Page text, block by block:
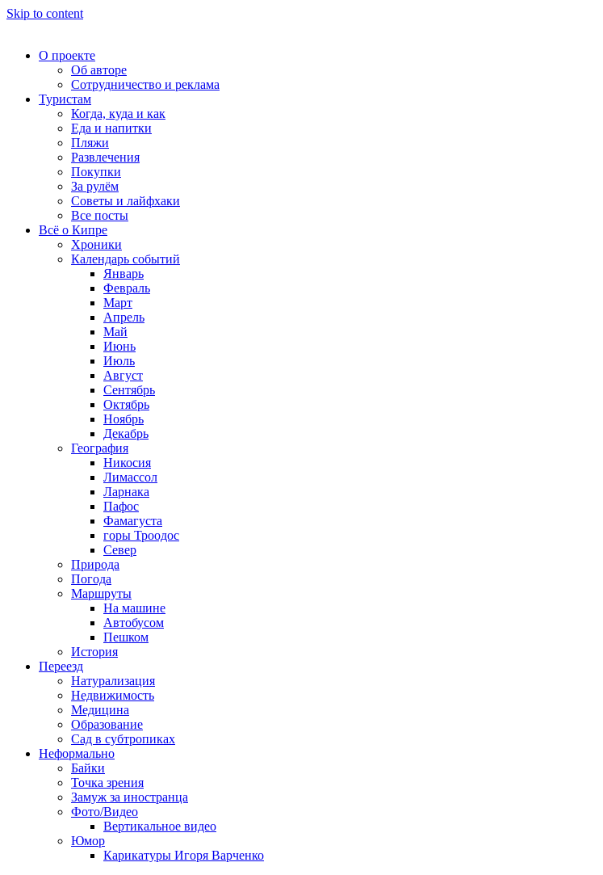
Skip to content
О проекте
Об авторе
Сотрудничество и реклама
Туристам
Когда, куда и как
Еда и напитки
Пляжи
Развлечения
Покупки
За рулём
Советы и лайфхаки
Все посты
Всё о Кипре
Хроники
Календарь событий
Январь
Февраль
Март
Апрель
Май
Июнь
Июль
Август
Сентябрь
Октябрь
Ноябрь
Декабрь
География
Никосия
Лимассол
Ларнака
Пафос
Фамагуста
горы Троодос
Север
Природа
Погода
Маршруты
На машине
Автобусом
Пешком
История
Переезд
Натурализация
Недвижимость
Медицина
Образование
Сад в субтропиках
Неформально
Байки
Точка зрения
Замуж за иностранца
Фото/Видео
Вертикальное видео
Юмор
Карикатуры Игоря Варченко